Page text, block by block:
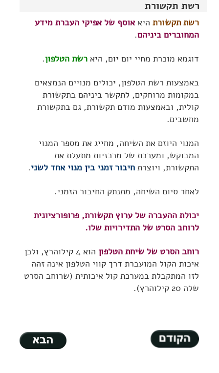
רשת תקשורת
רשת תקשורת היא אוסף של אפיקי העברת מידע
המחוברים ביניהם.
דוגמא מוכרת מחיי יום יום, היא רשת הטלפון.
באמצעות רשת הטלפון, יכולים מנויים הנמצאים
במקומות מרוחקים, לתקשר ביניהם בתקשורת
קולית, ובאמצעות מודם תקשורת, גם בתקשורת
מחשבים.
המנוי היוזם את השיחה, מחייג את מספר המנוי
המבוקש, ומערכת של מרכזיות מתעלת את
התקשורת, ויוצרת חיבור זמני בין מנוי אחד לשני.
לאחר סיום השיחה, מתנתק החיבור הזמני.
יכולת ההעברה של ערוץ תקשורת, פרופורציונית
לרוחב הסרט של התדירויות שלו.
רוחב הסרט של שיחת הטלפון
הוא 4 קילוהרץ, ולכן
איכות הקול המועברת דרך קווי הטלפון אינה זהה
לזו המתקבלת במערכת קול איכותית (שרוחב הסרט
שלה 20 קילוהרץ).